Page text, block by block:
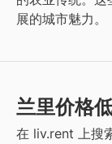
展的城市魅力。
兰里价格
在 liv.rent 上搜